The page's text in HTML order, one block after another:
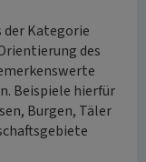
Kategorie
des
Beispiele hierfür
Burgen, Täler